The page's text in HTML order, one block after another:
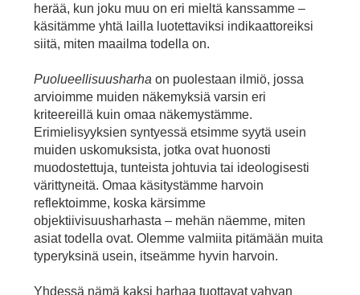
herää, kun joku muu on eri mieltä kanssamme –
käsitämme yhtä lailla luotettaviksi indikaattoreiksi
siitä, miten maailma todella on.
Puolueellisuusharha on puolestaan ilmiö, jossa
arvioimme muiden näkemyksiä varsin eri
kriteereillä kuin omaa näkemystämme.
Erimielisyyksien syntyessä etsimme syytä usein
muiden uskomuksista, jotka ovat huonosti
muodostettuja, tunteista johtuvia tai ideologisesti
värittyneitä. Omaa käsitystämme harvoin
reflektoimme, koska kärsimme
objektiivisuusharhasta – mehän näemme, miten
asiat todella ovat. Olemme valmiita pitämään muita
typeryksinä usein, itseämme hyvin harvoin.
Yhdessä nämä kaksi harhaa tuottavat vahvan